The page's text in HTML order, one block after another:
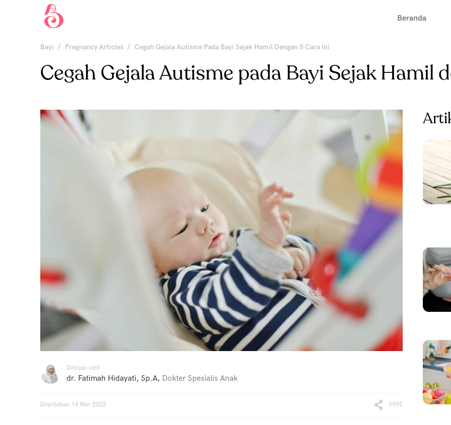
Beranda
Bayi / Pregnancy Articles / Cegah Gejala Autisme Pada Bayi Sejak Hamil Dengan 5 Cara Ini
Cegah Gejala Autisme pada Bayi Sejak Hamil
Ditinjau oleh
dr. Fatimah Hidayati, Sp.A, Dokter Spesialis Anak
Diterbitkan 14 Mar 2022 9992